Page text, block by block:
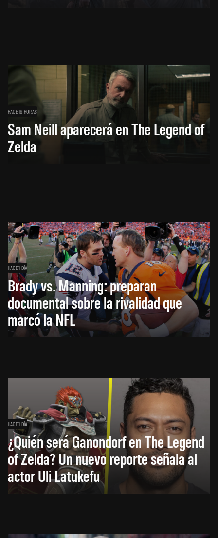
HACE 16 HORAS
Sam Neill aparecerá en The Legend of
Zelda
HACE 1 DÍA
Brady vs. Manning: preparan
documental sobre la rivalidad que
marcó la NFL
HACE 1 DÍA
¿Quién será Ganondorf en The Legend
of Zelda? Un nuevo reporte señala al
actor Uli Latukefu